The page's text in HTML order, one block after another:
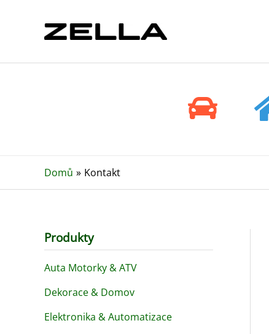
Domů Kontakt
Produkty
Auta Motorky & ATV
Dekorace & Domov
Elektronika & Automatizace